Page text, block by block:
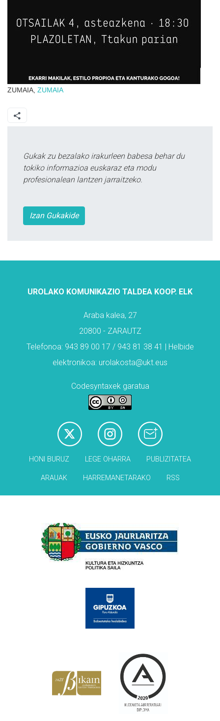
ZUMAIA, ZUMAIA
Gukak zu bezalako irakurleen babesa behar du
tokiko informazioa euskaraz eta modu
profesionalean lantzen jarraitzeko.
Izan Gukakide
UROLAKO KOMUNIKAZIO TALDEA KOOP. ELK
Araba kalea, 27
20800 - ZARAUTZ
Telefonoa: 943 89 00 17 / 943 81 38 41 | Helbide
elektronikoa: urolakosta@ukt.eus
Codesyntaxek garatua
HONI BURUZ LEGE OHARRA PUBLIZITATEA
ARAUAK HARREMANETARAKO RSS